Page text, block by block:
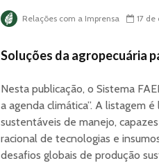
Relações com a Imprensa 17
Soluções da agropecuária
Nesta publicação, o Sistema
a agenda climática”. A listagem
sustentáveis de manejo,
racional de tecnologias e
desafios globais de produção